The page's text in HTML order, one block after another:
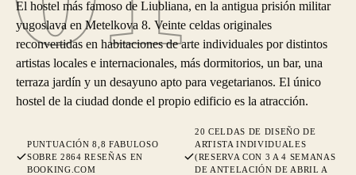
El hostel más famoso de Liubliana, en la antigua prisión militar
yugoslava en Metelkova 8. Veinte celdas originales
reconvertidas en habitaciones de arte individuales por distintos
artistas locales e internacionales, más dormitorios, un bar, una
terraza jardín y un desayuno apto para vegetarianos. El único
hostel de la ciudad donde el propio edificio es la atracción.
PUNTUACIÓN 8,8 FABULOSO
SOBRE 2864 RESEÑAS EN
BOOKING.COM
20 CELDAS DE DISEÑO DE
ARTISTA INDIVIDUALES
(RESERVA CON 3 A 4 SEMANAS
DE ANTELACIÓN DE ABRIL A